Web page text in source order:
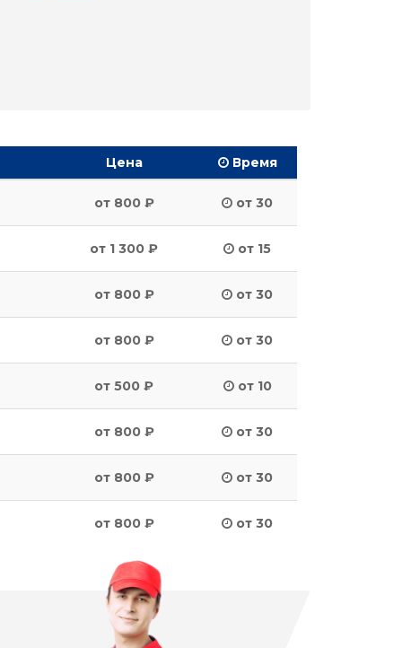
Цена Время
от 800 ₽ от 30
от 1 300 ₽ от 15
от 800 ₽ от 30
от 800 ₽ от 30
от 500 ₽ от 10
от 800 ₽ от 30
от 800 ₽ от 30
от 800 ₽ от 30